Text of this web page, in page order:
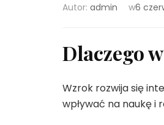
Autor: admin w6
Dlaczego
Wzrok rozwija się
wpływać na naukę i